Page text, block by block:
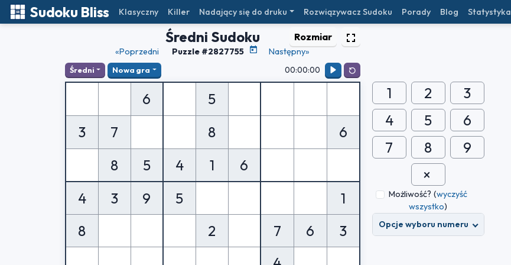
Sudoku Bliss Klasyczny Killer Nadający się do druku Rozwiązywacz Sudoku Porady Blog Statystyka
Średni Sudoku Rozmiar
«Poprzedni Puzzle #2827755 Następny»
Średni Nowa gra 00:00:00
6
5
3
7 8
6
8
5 4 1
6
4
3 9 5
1
8
2 7 6
3
1 2
3
4
5
6
7
8 9
Możliwość? (wyczyść
wszystko)
Opcje wyboru numeru